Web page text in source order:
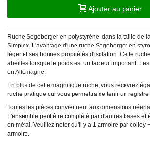
Ajouter au panier
Ruche Segeberger en polystyrène, dans la taille de
Simplex. L'avantage d'une ruche Segeberger en
léger et ses bonnes propriétés d'isolation. Cette
abeilles lorsque le poids est un facteur important.
en Allemagne.
En plus de cette magnifique ruche, vous recevrez
ruche pratique qui vous permettra de tenir un registre
Toutes les pièces conviennent aux dimensions
L'ensemble peut être complété par d'autres bases et
en métal. Veuillez noter qu'il y a 1 armoire par colley
armoire.